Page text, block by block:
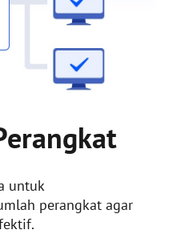
untuk
perangkat agar